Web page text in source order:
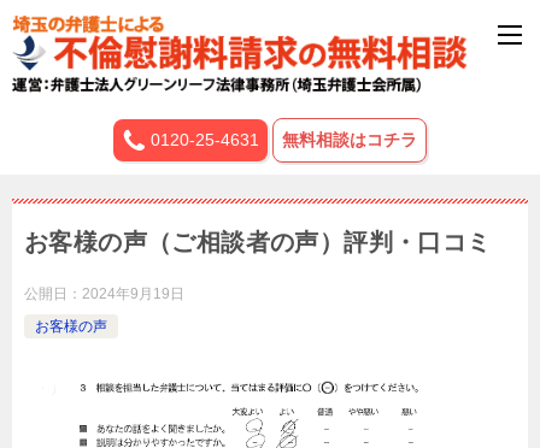
0120-25-4631 無料相談はコチラ
お客様の声（ご相談者の声）評判・口コミ
公開日： 2024年9月19日
お客様の声